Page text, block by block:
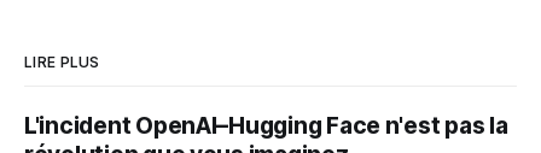
LIRE PLUS
L'incident OpenAI–Hugging Face n'est pas la